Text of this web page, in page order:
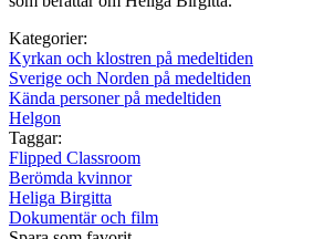
Kategorier:
Kyrkan och klostren på medeltiden
Sverige och Norden på medeltiden
Kända personer på medeltiden
Helgon
Taggar:
Flipped Classroom
Berömda kvinnor
Heliga Birgitta
Dokumentär och film